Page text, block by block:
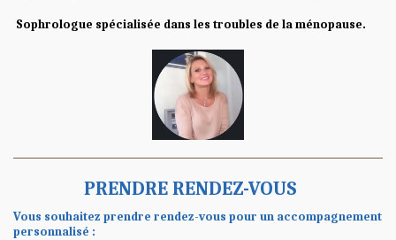
Sophrologue spécialisée dans les troubles de la ménopause.
PRENDRE RENDEZ-VOUS
Vous souhaitez prendre rendez-vous pour un accompagnement
personnalisé :